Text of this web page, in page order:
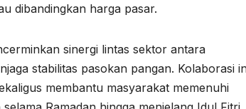
dibandingkan harga pasar.
sinergi lintas sektor antara
stabilitas pasokan pangan. Kolaborasi
membantu masyarakat memenuhi